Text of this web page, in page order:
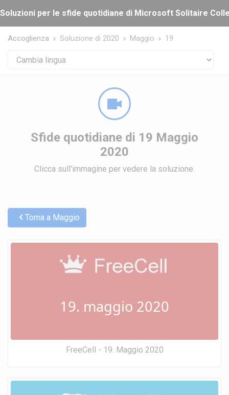
Soluzioni per le sfide quotidiane di Microsoft Solitaire
Accoglienza Soluzione di 2020 Maggio 19
Sfide quotidiane di 19 Maggio
2020
Clicca sull'immagine per vedere la soluzione.
Torna a Maggio
19. maggio 2020
FreeCell - 19. Maggio 2020